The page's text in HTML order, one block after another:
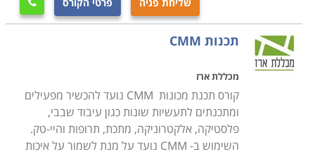

תכנות CMM
מכללת ארז
קורס תכנת מכונות CMM נועד להכשיר מפעילים
ומתכנתים לתעשיות שונות כגון עיבוד שבבי,
פלסטיקה, אלקטרוניקה, מתכת, תרופות והיי-טק.
השימוש ב- CMM נועד על מנת לשמור על איכות